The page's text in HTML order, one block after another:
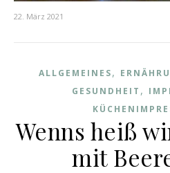
22. März 2021
ALLGEMEINES,
GESUNDHEIT ,
Wenns heiß
mit